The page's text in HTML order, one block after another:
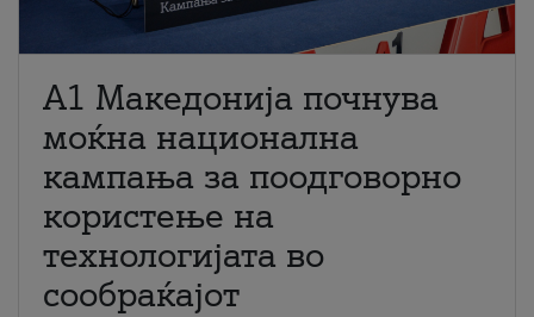
A1 Македонија почнува
моќна национална
кампања за поодговорно
користење на
технологијата во
сообраќајот